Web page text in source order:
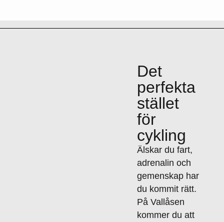
Det
perfekta
stället
för
cykling
Älskar du fart,
adrenalin och
gemenskap har
du kommit rätt.
På Vallåsen
kommer du att